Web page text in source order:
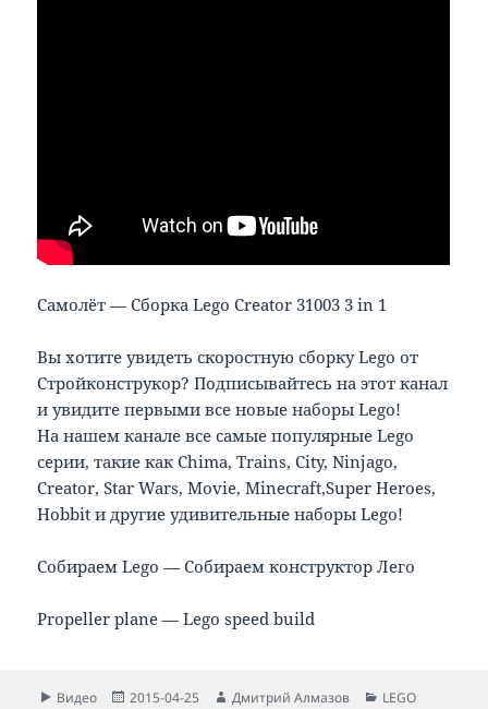
Самолёт — Сборка Lego Creator 31003 3 in 1
Вы хотите увидеть скоростную сборку Lego от
Стройконструкор? Подписывайтесь на этот канал
и увидите первыми все новые наборы Lego!
На нашем канале все самые популярные Lego
серии, такие как Chima, Trains, City, Ninjago,
Creator, Star Wars, Movie, Minecraft,Super Heroes,
Hobbit и другие удивительные наборы Lego!
Собираем Lego — Собираем конструктор Лего
Propeller plane — Lego speed build
Формат
Видео Опубликовано
2015-04-25 Автор
Дмитрий Алмазов Рубрики
LEGO